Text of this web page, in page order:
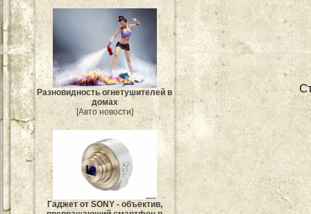
Разновидность огнетушителей в
домах
[Авто новости]
Гаджет от SONY - объектив,